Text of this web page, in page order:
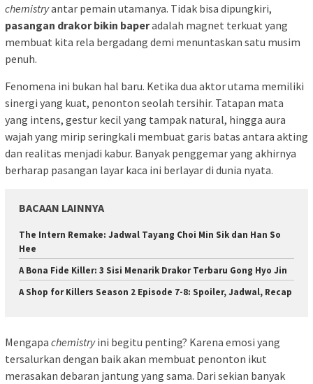
chemistryantar pemain utamanya. Tidak bisa dipungkiri,
pasangan drakor bikin baperadalah magnet terkuat yang
membuat kita rela bergadang demi menuntaskan satu musim
penuh.
Fenomena ini bukan hal baru. Ketika dua aktor utama memiliki
sinergi yang kuat, penonton seolah tersihir. Tatapan mata
yang intens, gestur kecil yang tampak natural, hingga aura
wajah yang mirip seringkali membuat garis batas antara akting
dan realitas menjadi kabur. Banyak penggemar yang akhirnya
berharap pasangan layar kaca ini berlayar di dunia nyata.
BACAAN LAINNYA
The Intern Remake: Jadwal Tayang Choi Min Sik dan Han So
Hee
A Bona Fide Killer: 3 Sisi Menarik Drakor Terbaru Gong Hyo Jin
A Shop for Killers Season 2 Episode 7-8: Spoiler, Jadwal, Recap
Mengapa chemistryini begitu penting? Karena emosi yang
tersalurkan dengan baik akan membuat penonton ikut
merasakan debaran jantung yang sama. Dari sekian banyak